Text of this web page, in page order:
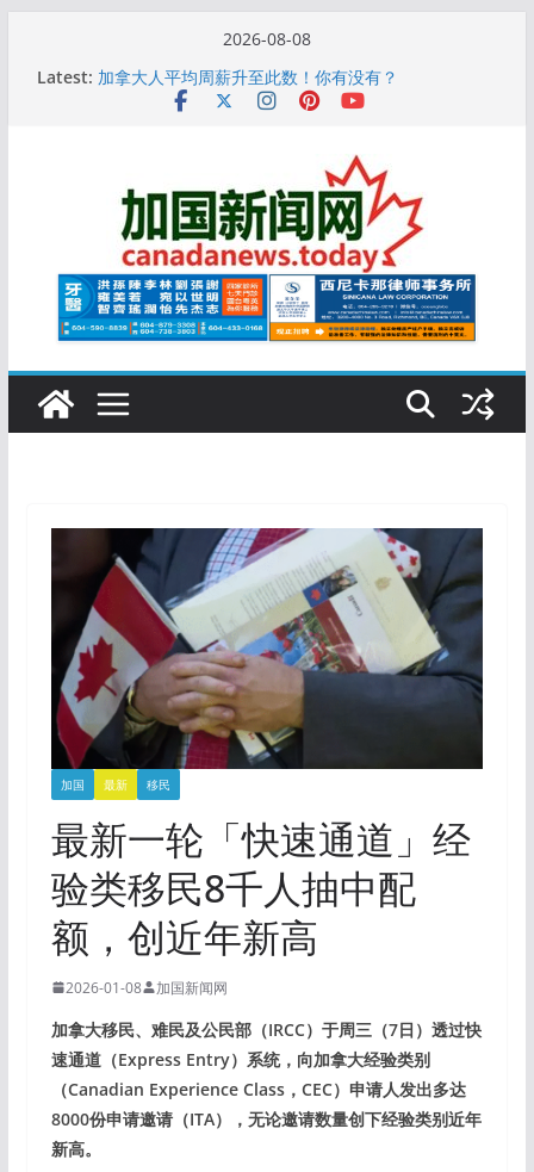
2026-08-08
Latest:
10万人排队入籍加拿大！美占一半，现在申请要等19
个月
加拿大人平均周薪升至此数！你有没有？
特鲁多半裸与水果姐海滩激吻! 热恋一年感情持续升温
更多名校恢复SAT 考试，新学年大学申请开跑7个大不
加国 最新 移民
最新一轮「快速通道」经
验类移民8千人抽中配
额，创近年新高
2026-01-08 加国新闻网
加拿大移民、难民及公民部（IRCC）于周三（7日）透过快
速通道（Express Entry）系统，向加拿大经验类别
（Canadian Experience Class，CEC）申请人发出多达
8000份申请邀请（ITA），无论邀请数量创下经验类别近年
新高。